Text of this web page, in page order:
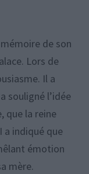
de son
Lors de
Il a
souligné l’idée
que la reine
a indiqué que
émotion
mère.